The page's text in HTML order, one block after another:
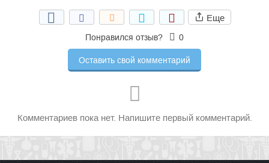
Еще
Понравился отзыв? 0
Оставить свой комментарий
Комментариев пока нет. Напишите первый комментарий.